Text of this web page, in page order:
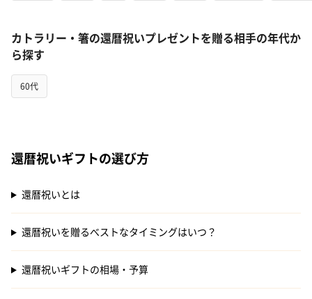
カトラリー・箸の還暦祝いプレゼントを贈る相手の年代か
ら探す
60代
還暦祝いギフトの選び方
還暦祝いとは
還暦祝いを贈るべストなタイミングはいつ？
還暦祝いギフトの相場・予算